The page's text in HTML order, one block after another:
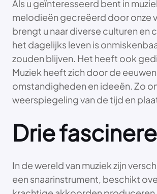
Als u geïnteresseerd bent in
melodieën gecreëerd door onze
brengt u naar diverse culturen en
het dagelijks leven is
zouden blijven. Het heeft ook
Muziek heeft zich door de
omstandigheden en ideeën. Zo
weerspiegeling van de tijd en
Drie
In de wereld van muziek zijn
een snaarinstrument, beschikt